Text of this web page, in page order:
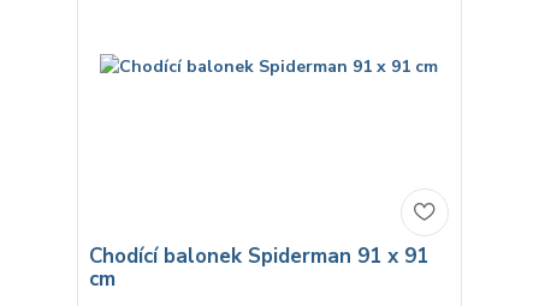
Chodící balonek Spiderman 91 x 91
cm